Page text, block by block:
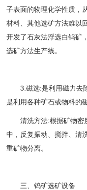
子表面的物理化学性质，
材料、其他选矿方法难以
开发了石灰法浮选白钨矿
选矿方法生产线。
3.磁选:是利用磁力去
是利用各种矿石或物料的
清洗方法:根据矿物密
中，反复振动、搅拌、清
重矿物分离。
三、钨矿选矿设备